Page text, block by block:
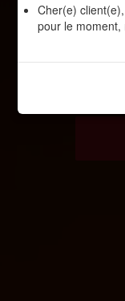
Cher(e)
pour le